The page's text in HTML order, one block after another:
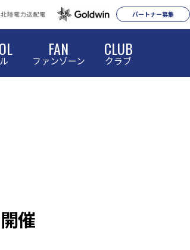
パートナー募集
FAN
ファンゾーン
CLUB
クラブ
催